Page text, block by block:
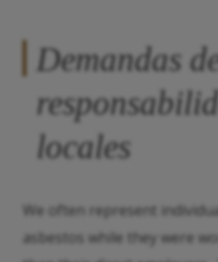
Demandas
locales
We often represent
asbestos while they were